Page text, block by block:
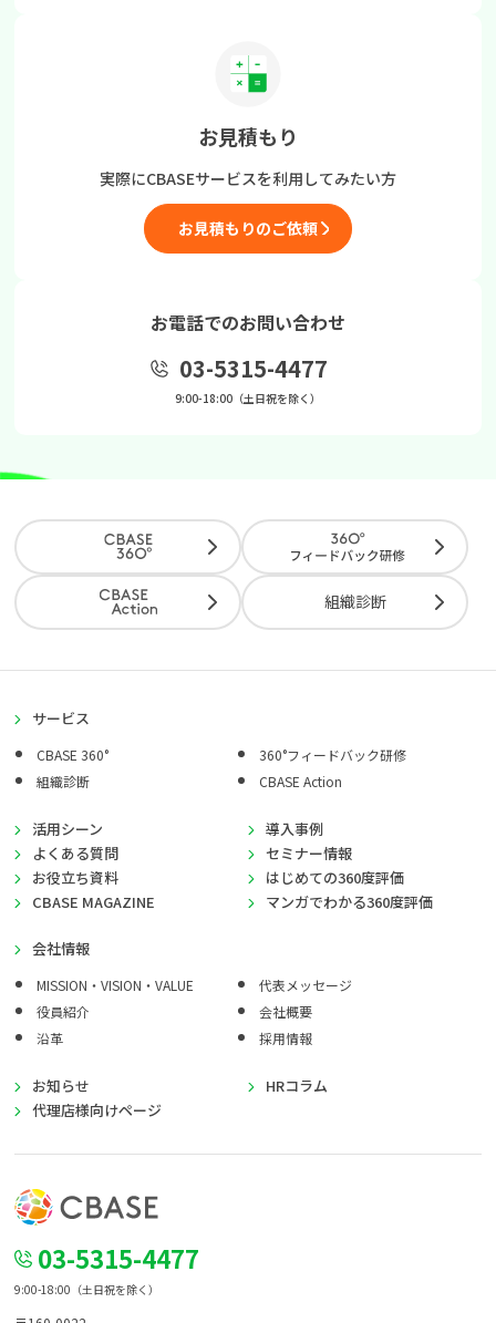
お見積もり
実際にCBASEサービスを利用してみたい方
お見積もりのご依頼
お電話でのお問い合わせ
03-5315-4477
9:00-18:00（土日祝を除く）
組織診断
サービス
CBASE 360°
360°フィードバック研修
組織診断
CBASE Action
活用シーン
導入事例
よくある質問
セミナー情報
お役立ち資料
はじめての360度評価
CBASE MAGAZINE
マンガでわかる360度評価
会社情報
MISSION・VISION・VALUE
代表メッセージ
役員紹介
会社概要
沿革
採用情報
お知らせ
HRコラム
代理店様向けページ
03-5315-4477
9:00-18:00（土日祝を除く）